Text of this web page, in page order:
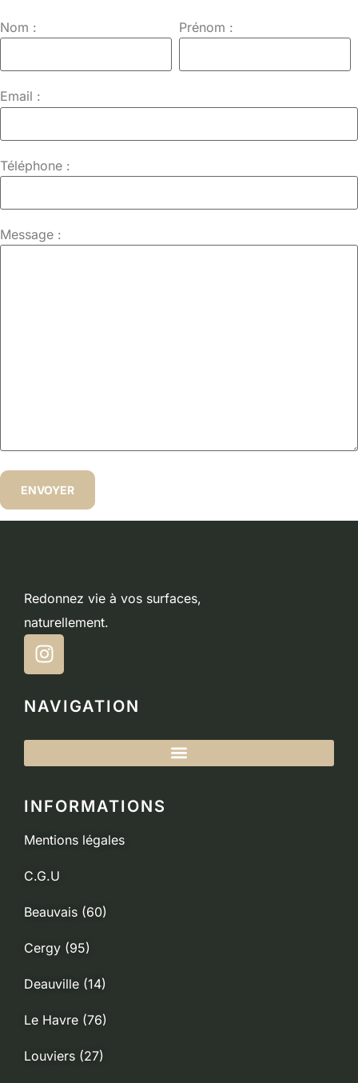
Nom : Prénom :
Email :
Téléphone :
Message :
Redonnez vie à vos surfaces,
naturellement.
NAVIGATION
INFORMATIONS
Mentions légales
C.G.U
Beauvais (60)
Cergy (95)
Deauville (14)
Le Havre (76)
Louviers (27)